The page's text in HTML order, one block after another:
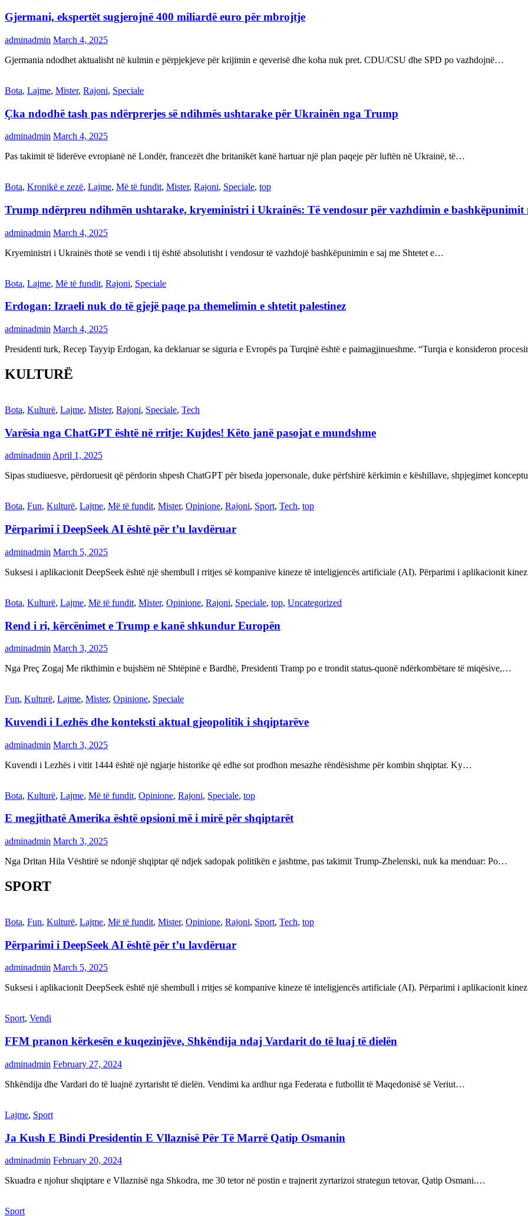
Gjermani, ekspertët sugjerojnë 400 miliardë euro për mbrojtje
adminadmin March 4, 2025
Gjermania ndodhet aktualisht në kulmin e përpjekjeve për krijimin e qeverisë dhe koha nuk pret. CDU/CSU dhe SPD po vazhdojnë…
Bota, Lajme, Mister, Rajoni, Speciale
Çka ndodhë tash pas ndërprerjes së ndihmës ushtarake për Ukrainën nga Trump
adminadmin March 4, 2025
Pas takimit të liderëve evropianë në Londër, francezët dhe britanikët kanë hartuar një plan paqeje për luftën në Ukrainë, të…
Bota, Kronikë e zezë, Lajme, Më të fundit, Mister, Rajoni, Speciale, top
Trump ndërpreu ndihmën ushtarake, kryeministri i Ukrainës: Të vendosur për vazhdimin e bashkëpunimit
adminadmin March 4, 2025
Kryeministri i Ukrainës thotë se vendi i tij është absolutisht i vendosur të vazhdojë bashkëpunimin e saj me Shtetet e…
Bota, Lajme, Më të fundit, Rajoni, Speciale
Erdogan: Izraeli nuk do të gjejë paqe pa themelimin e shtetit palestinez
adminadmin March 4, 2025
Presidenti turk, Recep Tayyip Erdogan, ka deklaruar se siguria e Evropës pa Turqinë është e paimagjinueshme. “Turqia e konsideron
KULTURË
Bota, Kulturë, Lajme, Mister, Rajoni, Speciale, Tech
Varësia nga ChatGPT është në rritje: Kujdes! Këto janë pasojat e mundshme
adminadmin April 1, 2025
Sipas studiuesve, përdoruesit që përdorin shpesh ChatGPT për biseda jopersonale, duke përfshirë kërkimin e këshillave, shpjegimet
Bota, Fun, Kulturë, Lajme, Më të fundit, Mister, Opinione, Rajoni, Sport, Tech, top
Përparimi i DeepSeek AI është për t’u lavdëruar
adminadmin March 5, 2025
Suksesi i aplikacionit DeepSeek është një shembull i rritjes së kompanive kineze të inteligjencës artificiale (AI). Përparimi i aplikacionit
Bota, Kulturë, Lajme, Më të fundit, Mister, Opinione, Rajoni, Speciale, top, Uncategorized
Rend i ri, kërcënimet e Trump e kanë shkundur Europën
adminadmin March 3, 2025
Nga Preç Zogaj Me rikthimin e bujshëm në Shtëpinë e Bardhë, Presidenti Tramp po e trondit status-quonë ndërkombëtare të miqësive,…
Fun, Kulturë, Lajme, Mister, Opinione, Speciale
Kuvendi i Lezhës dhe konteksti aktual gjeopolitik i shqiptarëve
adminadmin March 3, 2025
Kuvendi i Lezhës i vitit 1444 është një ngjarje historike që edhe sot prodhon mesazhe rëndësishme për kombin shqiptar. Ky…
Bota, Kulturë, Lajme, Më të fundit, Opinione, Rajoni, Speciale, top
E megjithatë Amerika është opsioni më i mirë për shqiptarët
adminadmin March 3, 2025
Nga Dritan Hila Vështirë se ndonjë shqiptar që ndjek sadopak politikën e jashtme, pas takimit Trump-Zhelenski, nuk ka menduar: Po…
SPORT
Bota, Fun, Kulturë, Lajme, Më të fundit, Mister, Opinione, Rajoni, Sport, Tech, top
Përparimi i DeepSeek AI është për t’u lavdëruar
adminadmin March 5, 2025
Suksesi i aplikacionit DeepSeek është një shembull i rritjes së kompanive kineze të inteligjencës artificiale (AI). Përparimi i aplikacionit
Sport, Vendi
FFM pranon kërkesën e kuqezinjëve, Shkëndija ndaj Vardarit do të luaj të dielën
adminadmin February 27, 2024
Shkëndija dhe Vardari do të luajnë zyrtarisht të dielën. Vendimi ka ardhur nga Federata e futbollit të Maqedonisë së Veriut…
Lajme, Sport
Ja Kush E Bindi Presidentin E Vllaznisë Për Të Marrë Qatip Osmanin
adminadmin February 20, 2024
Skuadra e njohur shqiptare e Vllaznisë nga Shkodra, me 30 tetor në postin e trajnerit zyrtarizoi strategun tetovar, Qatip Osmani.…
Sport